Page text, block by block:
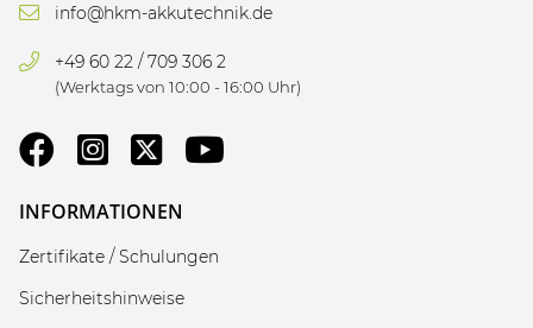
info@hkm-akkutechnik.de
+49 60 22 / 709 306 2
(Werktags von 10:00 - 16:00 Uhr)
INFORMATIONEN
Zertifikate / Schulungen
Sicherheitshinweise